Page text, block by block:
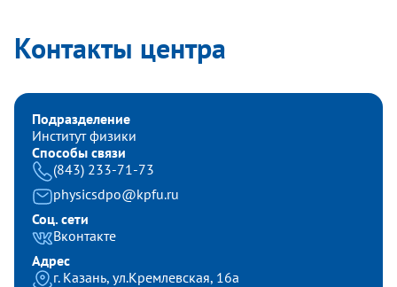
Контакты центра
Подразделение
Институт физики
Способы связи
(843) 233-71-73
physicsdpo@kpfu.ru
Соц. сети
Вконтакте
Адрес
г. Казань, ул.Кремлевская, 16а